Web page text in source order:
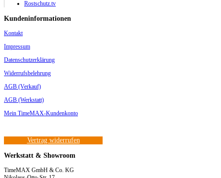
Rostschutz.tv
Kundeninformationen
Kontakt
Impressum
Datenschutzerklärung
Widerrufsbelehrung
AGB (Verkauf)
AGB (Werkstatt)
Mein TimeMAX-Kundenkonto
Vertrag widerrufen
Werkstatt & Showroom
TimeMAX GmbH & Co. KG